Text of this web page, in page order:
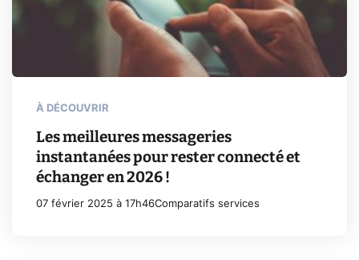
À DÉCOUVRIR
Les meilleures messageries
instantanées pour rester connecté et
échanger en 2026 !
07 février 2025 à 17h46Comparatifs services